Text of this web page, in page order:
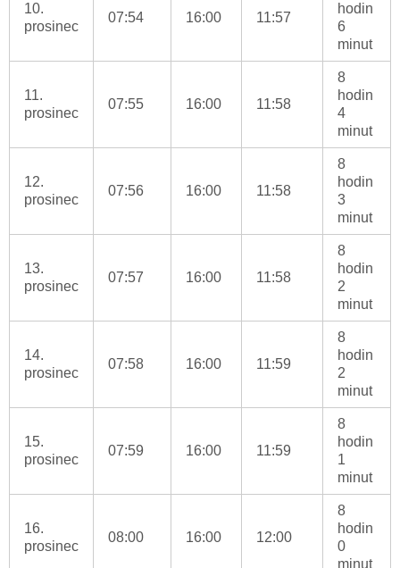
10.
prosinec
07:54 16:00 11:57
hodin
6
minut
11.
prosinec
07:55 16:00 11:58
8
hodin
4
minut
12.
prosinec
07:56 16:00 11:58
8
hodin
3
minut
13.
prosinec
07:57 16:00 11:58
8
hodin
2
minut
14.
prosinec
07:58 16:00 11:59
8
hodin
2
minut
15.
prosinec
07:59 16:00 11:59
8
hodin
1
minut
16.
prosinec
08:00 16:00 12:00
8
hodin
0
minut